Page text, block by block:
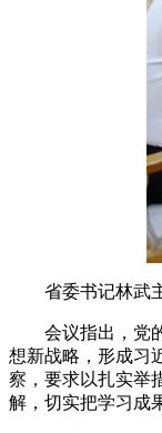
省委书记林武主
会议指出，党的
想新战略，形成习
察，要求以扎实举
解，切实把学习成